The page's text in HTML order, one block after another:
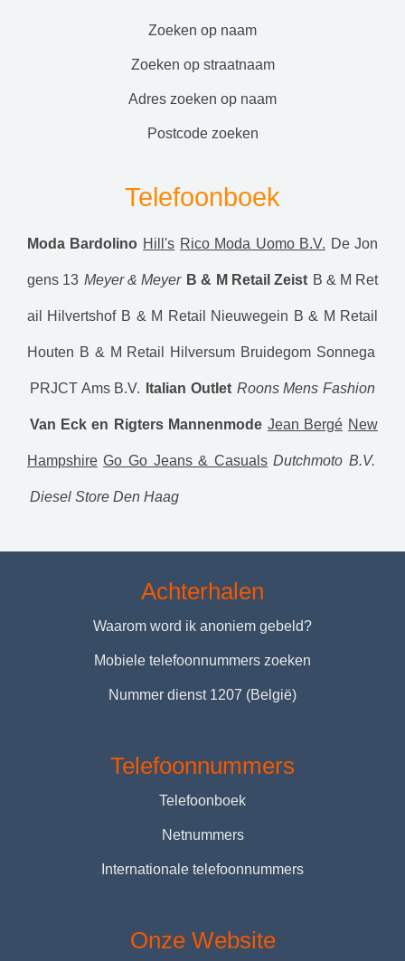
zoeken op naam
zoeken op straatnaam
adres zoeken op naam
postcode zoeken
Telefoonboek
Moda Bardolino Hill's Rico Moda Uomo B.V. De Jon
gens 13 Meyer & Meyer B & M Retail Zeist B & M Ret
ail Hilvertshof B & M Retail Nieuwegein B & M Retail
Houten B & M Retail Hilversum Bruidegom Sonnega
PRJCT Ams B.V. Italian Outlet Roons Mens Fashion
Van Eck en Rigters Mannenmode Jean Bergé New
Hampshire Go Go Jeans & Casuals Dutchmoto B.V.
Diesel Store Den Haag
Achterhalen
Waarom word ik anoniem gebeld?
Mobiele telefoonnummers zoeken
Nummer dienst 1207 (België)
Telefoonnummers
Telefoonboek
Netnummers
Internationale telefoonnummers
Onze Website